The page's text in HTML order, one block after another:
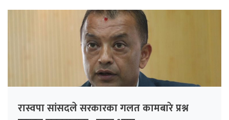
रास्वपा सांसदले सरकारका गलत कामबारे प्रश्न